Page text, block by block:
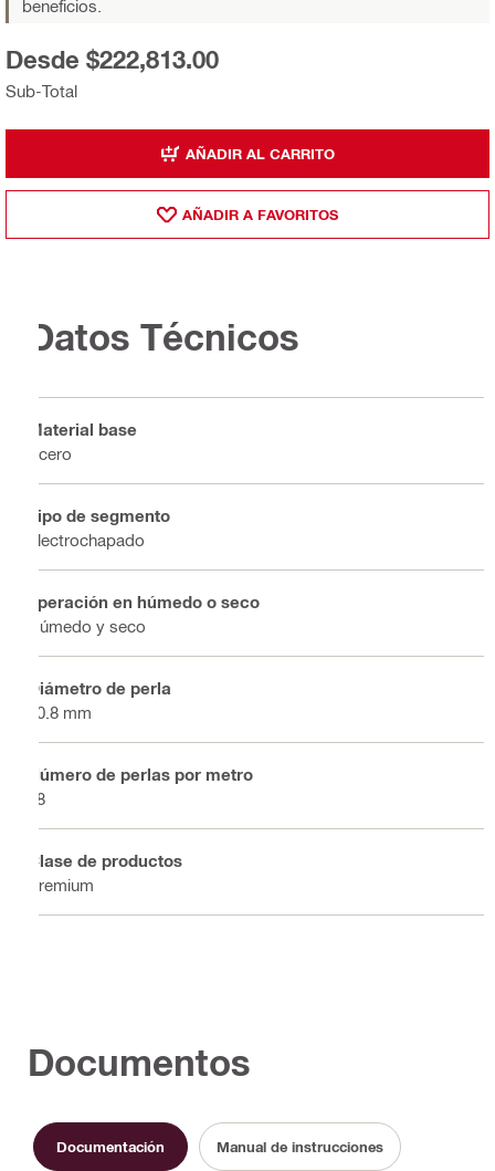
beneficios.
Sub-Total
Desde $222,813.00
AÑADIR AL CARRITO
AÑADIR A FAVORITOS
Datos Técnicos
Material base
Acero
Tipo de segmento
Electrochapado
operación en húmedo o seco
Húmedo y seco
Diámetro de perla
10.8 mm
Número de perlas por metro
48
Clase de productos
Premium
Documentos
Documentación Manual de instrucciones